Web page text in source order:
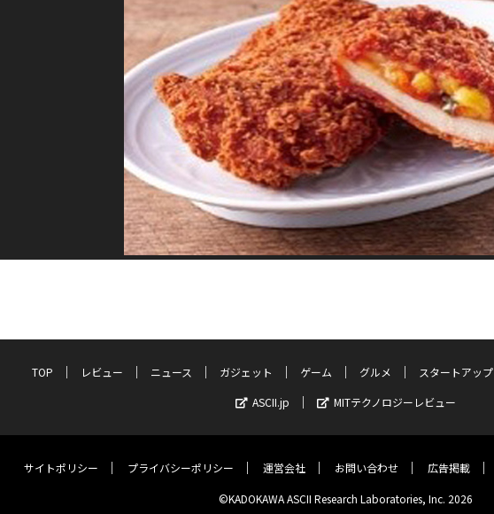
TOP レビュー ニュース ガジェット ゲーム グルメ スタートアップ
ASCII.jp
MITテクノロジーレビュー
サイトポリシー プライバシーポリシー 運営会社 お問い合わせ 広告掲載
©KADOKAWA ASCII Research Laboratories, Inc. 2026